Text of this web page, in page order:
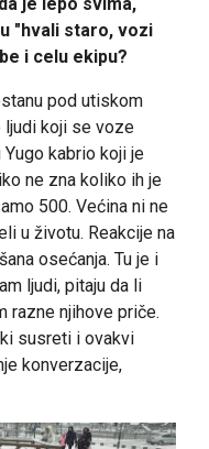
"hvali staro, vozi
i celu ekipu?
pod utiskom
ljudi koji se voze
kabrio koji je
ne zna koliko ih je
500. Većina ni ne
u životu. Reakcije na
osećanja. Tu je i
ljudi, pitaju da li
razne njihove priče.
susreti i ovakvi
konverzacije,